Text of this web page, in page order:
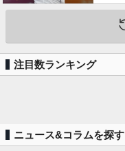
注目数ランキング
ニュース&コラムを探す